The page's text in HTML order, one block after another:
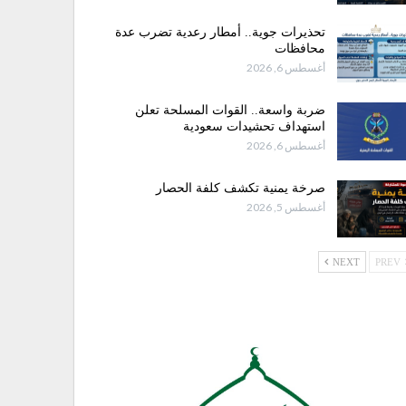
تحذيرات جوية.. أمطار رعدية تضرب عدة
محافظات
أغسطس 6, 2026
ضربة واسعة.. القوات المسلحة تعلن
استهداف تحشيدات سعودية
أغسطس 6, 2026
صرخة يمنية تكشف كلفة الحصار
أغسطس 5, 2026
NEXT